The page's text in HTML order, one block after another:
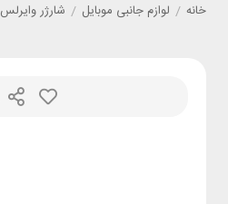
خانه / لوازم جانبی موبایل / شارژر وایرلس